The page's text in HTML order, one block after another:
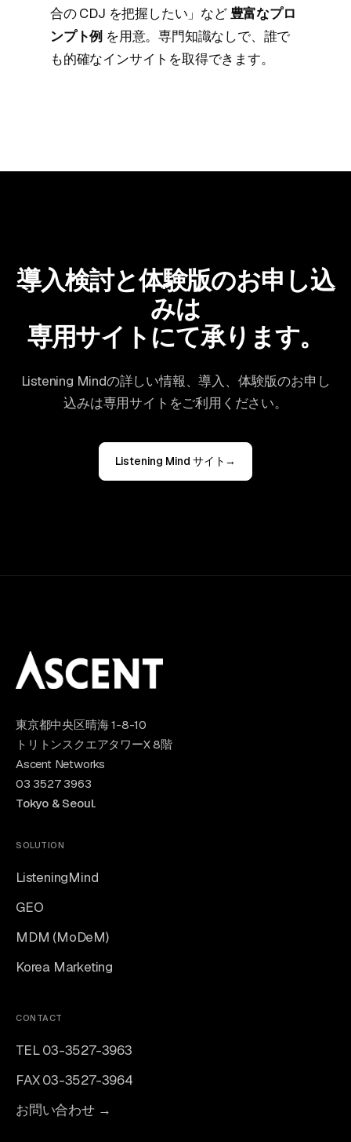
合の CDJ を把握したい」など豊富なプロ
ンプト例 を用意。専門知識なしで、誰で
も的確なインサイトを取得できます。
導入検討と体験版のお申し込
みは
専用サイトにて承ります。
Listening Mindの詳しい情報、導入、体験版のお申し
込みは専用サイトをご利用ください。
Listening Mind サイト →
東京都中央区晴海 1-8-10
トリトンスクエアタワーX 8階
Ascent Networks
03 3527 3963
Tokyo & Seoul.
SOLUTION
ListeningMind
GEO
MDM (MoDeM)
Korea Marketing
CONTACT
TEL 03-3527-3963
FAX 03-3527-3964
お問い合わせ →